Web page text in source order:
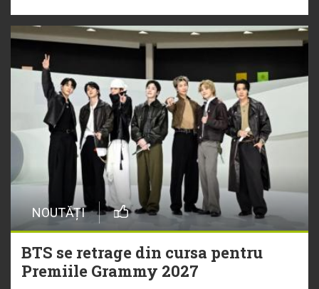
NOUTĂȚI
BTS se retrage din cursa pentru
Premiile Grammy 2027